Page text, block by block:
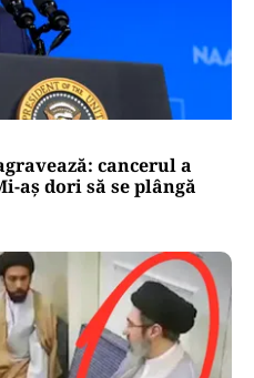
cancerul a
aș dori să se plângă